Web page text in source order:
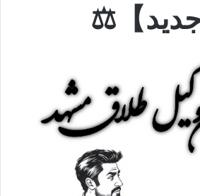
جدید】⚖️